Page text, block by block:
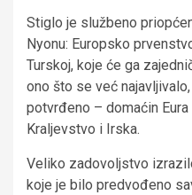
Stiglo je službeno
Nyonu: Europsko
Turskoj, koje će ga
ono što se već
potvrđeno – domaćin
Kraljevstvo i Irska.
Veliko zadovoljstvo
koje je bilo predvođeno